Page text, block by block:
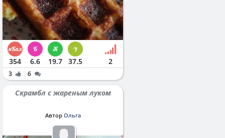
354 6.6 19.7 37.5 2
3 6
Скрамбл с жареным луком
Автор Ольга